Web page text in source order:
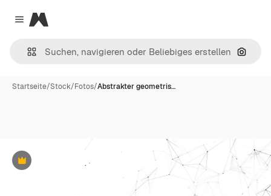
Close menu
Magnific
Nach
Startseite/Stock/Fotos/Abstrakter geometris…
Premium